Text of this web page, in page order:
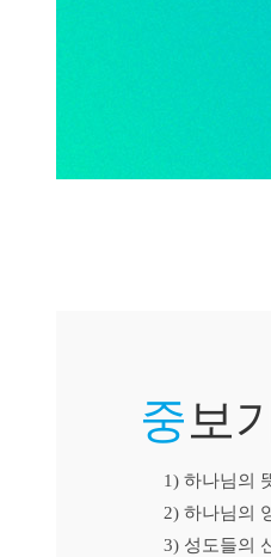
중보
1) 하나님의
2) 하나님의
3) 성도들의